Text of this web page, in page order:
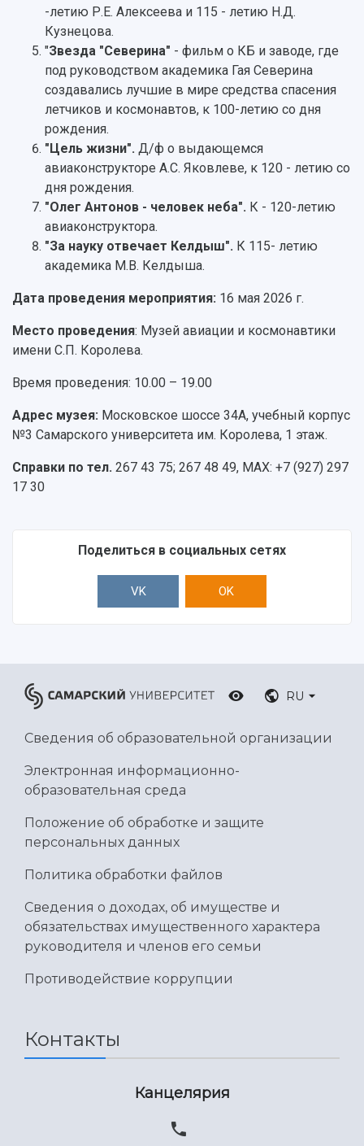
-летию Р.Е. Алексеева и 115 - летию Н.Д.
Кузнецова.
"Звезда "Северина" - фильм о КБ и заводе, где
под руководством академика Гая Северина
создавались лучшие в мире средства спасения
летчиков и космонавтов, к 100-летию со дня
рождения.
"Цель жизни". Д/ф о выдающемся
авиаконструкторе А.С. Яковлеве, к 120 - летию со
дня рождения.
"Олег Антонов - человек неба". К - 120-летию
авиаконструктора.
"За науку отвечает Келдыш". К 115- летию
академика М.В. Келдыша.
Дата проведения мероприятия: 16 мая 2026 г.
Место проведения: Музей авиации и космонавтики
имени С.П. Королева.
Время проведения: 10.00 – 19.00
Адрес музея: Московское шоссе 34А, учебный корпус
№3 Самарского университета им. Королева, 1 этаж.
Справки по тел. 267 43 75; 267 48 49, MAX: +7 (927) 297
17 30
Поделиться в социальных сетях
VK OK
RU
Сведения об образовательной организации
Электронная информационно-
образовательная среда
Положение об обработке и защите
персональных данных
Политика обработки файлов
Сведения о доходах, об имуществе и
обязательствах имущественного характера
руководителя и членов его семьи
Противодействие коррупции
Контакты
Канцелярия